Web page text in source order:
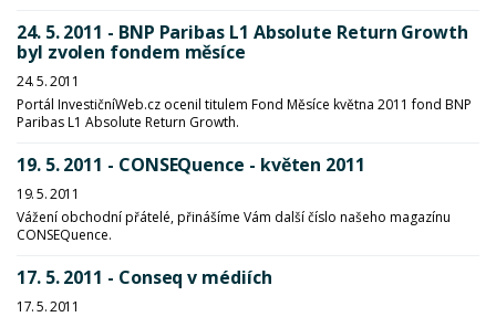
24. 5. 2011 - BNP Paribas L1 Absolute Return Growth
byl zvolen fondem měsíce
24. 5. 2011
Portál InvestičníWeb.cz ocenil titulem Fond Měsíce května 2011 fond BNP
Paribas L1 Absolute Return Growth.
19. 5. 2011 - CONSEQuence - květen 2011
19. 5. 2011
Vážení obchodní přátelé, přinášíme Vám další číslo našeho magazínu
CONSEQuence.
17. 5. 2011 - Conseq v médiích
17. 5. 2011